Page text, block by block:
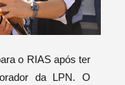
o RIAS após ter
da LPN. O